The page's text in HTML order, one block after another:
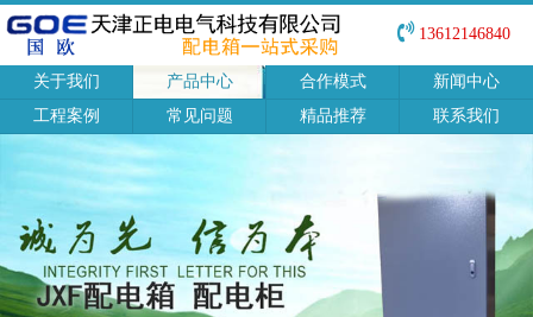
13612146840
关于我们 产品中心 合作模式
新闻中心
工程案例
常见问题 精品推荐 联系我们